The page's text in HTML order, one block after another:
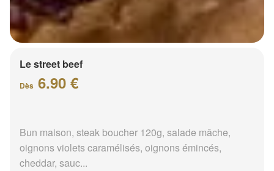
Le street beef
Dès 6.90 €
Bun maison, steak boucher 120g, salade mâche,
oignons violets caramélisés, oignons émincés,
cheddar, sauc...